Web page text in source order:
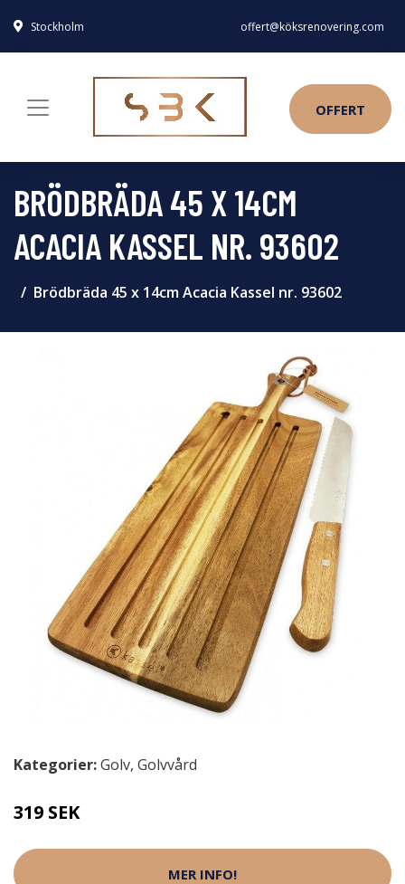
Stockholm offert@köksrenovering.com
OFFERT
BRÖDBRÄDA 45 X 14CM
ACACIA KASSEL NR. 93602
Brödbräda 45 x 14cm Acacia Kassel nr. 93602
Kategorier:Golv, Golvvård
319 SEK
MER INFO!